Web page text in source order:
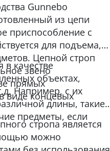
Gunnebo
из цепи
приспособление с
для подъема,
Цепной строп
звено
прямых
виде концевых
в качестве
объектах,
Например, с их
длины, такие
предметы, если
стропа является
можно